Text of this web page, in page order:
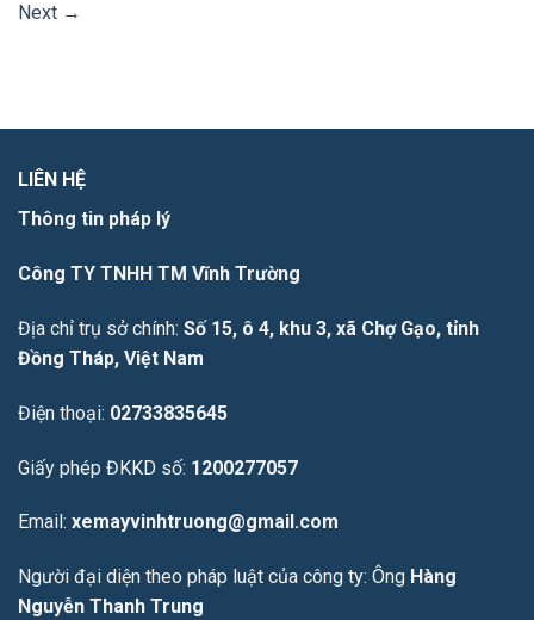
Next →
LIÊN HỆ
Thông tin pháp lý
Công TY TNHH TM Vĩnh Trường
Địa chỉ trụ sở chính: Số 15, ô 4, khu 3, xã Chợ Gạo, tỉnh
Đồng Tháp, Việt Nam
Điện thoại: 02733835645
Giấy phép ĐKKD số: 1200277057
Email: xemayvinhtruong@gmail.com
Người đại diện theo pháp luật của công ty: Ông Hàng
Nguyễn Thanh Trung